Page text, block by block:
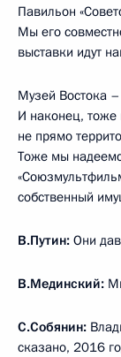
Павильон
Мы его
выставки идут
Музей Востока
И наконец, тоже
не прямо
Тоже мы
собственный
В.Путин: Они
В.Мединский:
С.Собянин:
сказано, 2016